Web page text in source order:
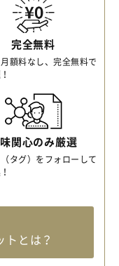
完全無料
額料なし、完全無料で
関心のみ厳選
タグ）をフォローして
トとは？